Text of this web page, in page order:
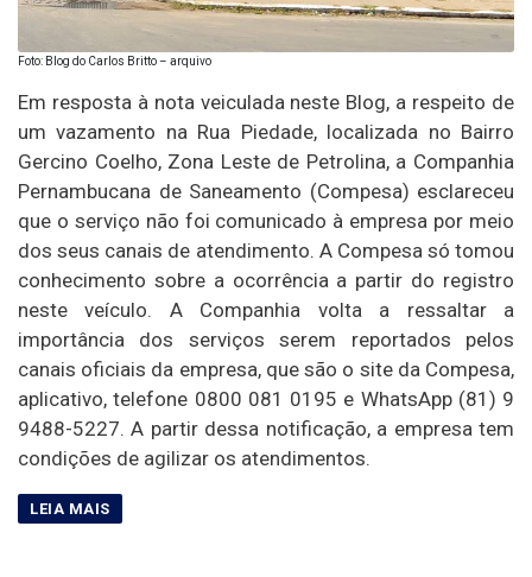
Foto: Blog do Carlos Britto – arquivo
Em resposta à nota veiculada neste Blog, a respeito de
um vazamento na Rua Piedade, localizada no Bairro
Gercino Coelho, Zona Leste de Petrolina, a Companhia
Pernambucana de Saneamento (Compesa) esclareceu
que o serviço não foi comunicado à empresa por meio
dos seus canais de atendimento. A Compesa só tomou
conhecimento sobre a ocorrência a partir do registro
neste veículo. A Companhia volta a ressaltar a
importância dos serviços serem reportados pelos
canais oficiais da empresa, que são o site da Compesa,
aplicativo, telefone 0800 081 0195 e WhatsApp (81) 9
9488-5227. A partir dessa notificação, a empresa tem
condições de agilizar os atendimentos.